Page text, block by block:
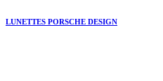
LUNETTES PORSCHE DESIGN